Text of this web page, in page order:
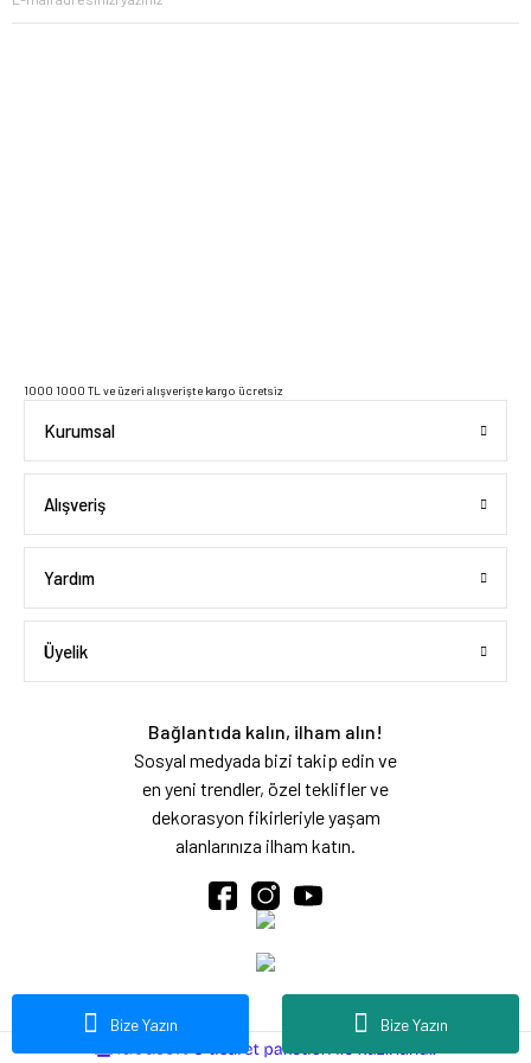
Bize Yazın Bize Yazın
1000 1000 TL ve üzeri alışverişte kargo ücretsiz
Kurumsal
Alışveriş
Yardım
Üyelik
Bağlantıda kalın, ilham alın!
Sosyal medyada bizi takip edin ve
en yeni trendler, özel teklifler ve
dekorasyon fikirleriyle yaşam
alanlarınıza ilham katın.